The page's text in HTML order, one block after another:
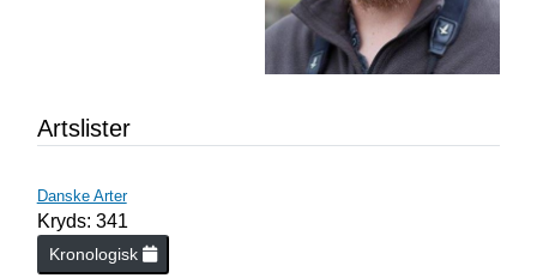
Artslister
Danske Arter
Kryds: 341
Kronologisk